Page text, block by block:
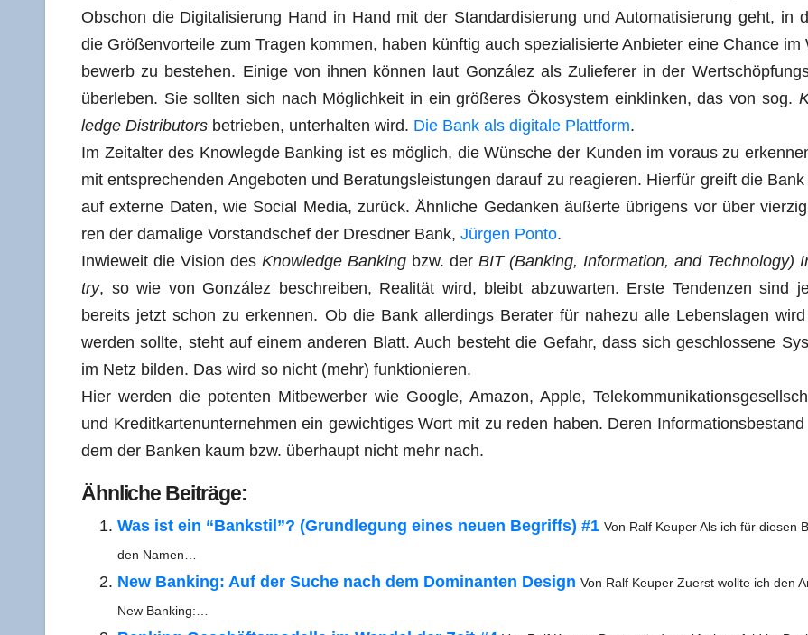
Obschon die Digi­ta­li­sie­rung Hand in Hand mit der Stan­dar­di­sie­rung und Auto­ma­ti­sie­rung geht, in
die Grö­ßen­vor­tei­le zum Tra­gen kom­men, haben künf­tig auch spe­zia­li­sier­te Anbie­ter eine Chan­ce
be­werb zu bestehen. Eini­ge von ihnen kön­nen laut Gon­zá­lez als Zulie­fe­rer in der
über­le­ben. Sie soll­ten sich nach Mög­lich­keit in ein grö­ße­res Öko­sys­tem ein­klin­ken, das von sog.
ledge Dis­tri­bu­tors betrie­ben, unter­hal­ten wird. Die Bank als digi­ta­le Platt­form.
Im Zeit­al­ter des Know­leg­de Ban­king ist es mög­lich, die Wün­sche der Kun­den im vor­aus zu
mit ent­spre­chen­den Ange­bo­ten und Bera­tungs­leis­tun­gen dar­auf zu reagie­ren. Hier­für greift die
auf exter­ne Daten, wie Social Media, zurück. Ähn­li­che Gedan­ken äußer­te übri­gens vor über
ren der dama­li­ge Vor­stands­chef der Dresd­ner Bank, Jür­gen Pon­to.
Inwie­weit die Visi­on des Know­ledge Ban­kingbzw. der BIT (Ban­king, Infor­ma­ti­on, and Tech­no­lo­gy)
try, so wie von Gon­zá­lez beschrei­ben, Rea­li­tät wird, bleibt abzu­war­ten. Ers­te Ten­den­zen sind
bereits jetzt schon zu erken­nen. Ob die Bank aller­dings Bera­ter für nahe­zu alle Lebens­la­gen
wer­den soll­te, steht auf einem ande­ren Blatt. Auch besteht die Gefahr, dass sich geschlos­se­ne
im Netz bil­den. Das wird so nicht (mehr) funktionieren.
Hier wer­den die poten­ten Mit­be­wer­ber wie Goog­le, Ama­zon, Apple,
und Kre­dit­kar­ten­un­ter­neh­men ein gewich­ti­ges Wort mit zu reden haben. Deren Infor­ma­ti­ons­be­stand
dem der Ban­ken kaum bzw. über­haupt nicht mehr nach.
Ähn­li­che Beiträge:
Was ist ein “Bank­stil”? (Grund­le­gung eines neu­en Begriffs) #1 Von Ralf Keu­per Als ich für die­sen
den Namen…
New Ban­king: Auf der Suche nach dem Domi­nan­ten Design Von Ralf Keu­per Zuerst woll­te ich den
New Banking:…